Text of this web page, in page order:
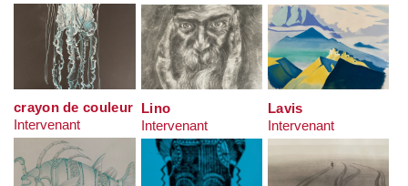
crayon de couleur
Intervenant
Lino
Intervenant
Lavis
Intervenant